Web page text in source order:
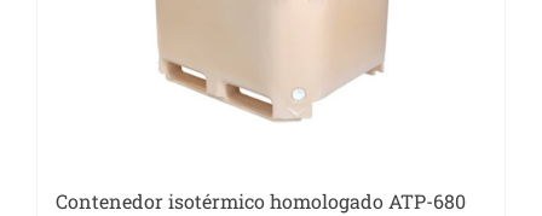
Contenedor isotérmico homologado ATP-680